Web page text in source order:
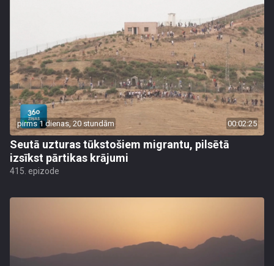
pirms 1 dienas, 20 stundām 00:02:25
Seutā uzturas tūkstošiem migrantu, pilsētā
izsīkst pārtikas krājumi
415. epizode